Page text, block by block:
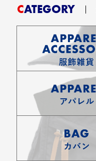
CATEGORY